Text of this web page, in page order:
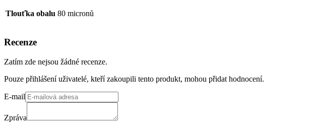
Tlouťka obalu 80 micronů
Recenze
Zatím zde nejsou žádné recenze.
Pouze přihlášení uživatelé, kteří zakoupili tento produkt, mohou přidat hodnocení.
E-mail
Zpráva